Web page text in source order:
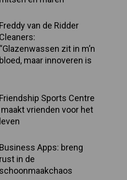
Freddy van de Ridder
Cleaners:
“Glazenwassen zit in m’n
bloed, maar innoveren is
Friendship Sports Centre
maakt vrienden voor het
leven
Business Apps: breng
rust in de
schoonmaakchaos